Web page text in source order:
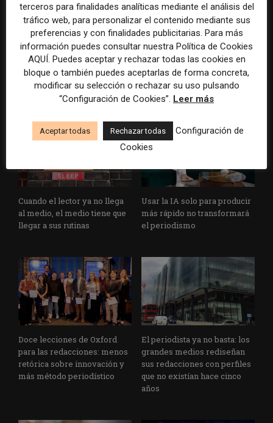
El buzón como nueva
portada: la estrategia de los
medios para conquistar
ciudad a ciudad
Cómo adelantarse a los
resúmenes con IA de Google
en las noticias de última hora:
el ejemplo de USA Today
durante el Mundial de...
Cuando el lector ya no llega
al medio, el medio tiene que
llegar a sus rutinas
Usar la IA solo para producir
más rápido no transformará
el periodismo
Doce lecciones de Oxford
para las redacciones: menos
retórica sobre innovación y
más método periodístico
El periodista ya no basta: los
grandes medios rediseñan
sus redacciones con perfiles
que no existían hace cinco
años
terceros para finalidades analíticas mediante el análisis del
tráfico web, para personalizar el contenido mediante sus
preferencias y con finalidades publicitarias. Para más
información puedes consultar nuestra Política de Cookies
AQUÍ. Puedes aceptar y rechazar todas las cookies en
bloque o también puedes aceptarlas de forma concreta,
modificar su selección o rechazar su uso pulsando
“Configuración de Cookies”. Leer más
Aceptar todas Rechazar todas
Configuración de
Cookies